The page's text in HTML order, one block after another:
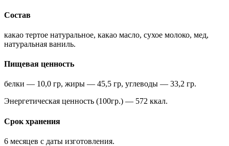
Cостав
какао тертое натуральное, какао масло, сухое молоко, мед,
натуральная ваниль.
Пищевая ценность
белки — 10,0 гр, жиры — 45,5 гр, углеводы — 33,2 гр.
Энергетическая ценность (100гр.) — 572 ккал.
Срок хранения
6 месяцев с даты изготовления.